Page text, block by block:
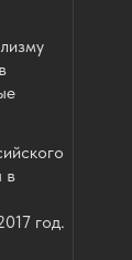
в
год.